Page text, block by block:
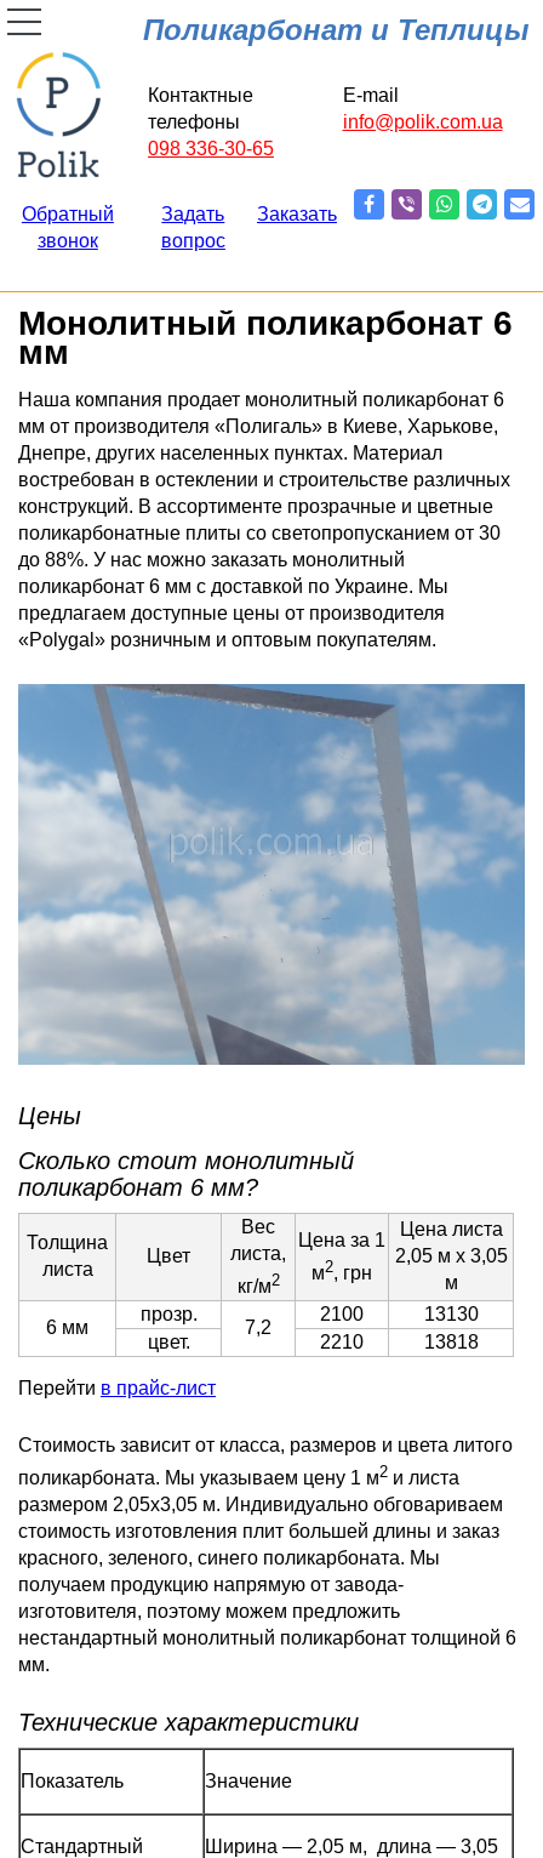
Поликарбонат и Теплицы
Контактные
телефоны
098 336-30-65
E-mail
info@polik.com.ua
Обратный
звонок
Задать
вопрос
Заказать
Монолитный поликарбонат 6
мм
Наша компания продает монолитный поликарбонат 6
мм от производителя «Полигаль» в Киеве, Харькове,
Днепре, других населенных пунктах. Материал
востребован в остеклении и строительстве различных
конструкций. В ассортименте прозрачные и цветные
поликарбонатные плиты со светопропусканием от 30
до 88%. У нас можно заказать монолитный
поликарбонат 6 мм с доставкой по Украине. Мы
предлагаем доступные цены от производителя
«Polygal» розничным и оптовым покупателям.
Цены
Сколько стоит монолитный
поликарбонат 6 мм?
Толщина
листа
Цвет
Вес
листа,
кг/м2
Цена за 1
м2, грн
Цена листа
2,05 м х 3,05
м
6 мм
прозр.
7,2
2100
13130
цвет.
2210 13818
Перейти в прайс-лист
Стоимость зависит от класса, размеров и цвета литого
поликарбоната. Мы указываем цену 1 м2 и листа
размером 2,05х3,05 м. Индивидуально обговариваем
стоимость изготовления плит большей длины и заказ
красного, зеленого, синего поликарбоната. Мы
получаем продукцию напрямую от завода-
изготовителя, поэтому можем предложить
нестандартный монолитный поликарбонат толщиной 6
мм.
Технические характеристики
Показатель Значение
Стандартный
Ширина — 2,05 м, длина — 3,05